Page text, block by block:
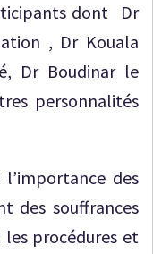
dont Dr
, Dr Kouala
Dr Boudinar le
personnalités
des
des souffrances
les procédures et